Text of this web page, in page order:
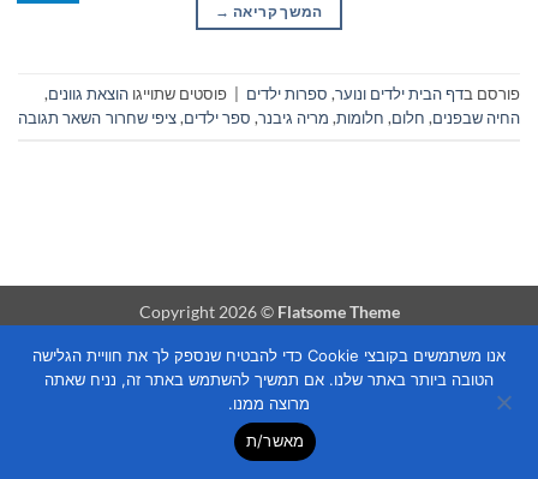
המשך קריאה →
פורסם בדף הבית ילדים ונוער, ספרות ילדים פוסטים שתוייגו הוצאת גוונים,
החיה שבפנים, חלום, חלומות, מריה גיבנר, ספר ילדים,ציפי שחרור השאר תגובה
Copyright 2026 © Flatsome Theme
אנו משתמשים בקובצי Cookie כדי להבטיח שנספק לך את חוויית הגלישה
הטובה ביותר באתר שלנו. אם תמשיך להשתמש באתר זה, נניח שאתה
מרוצה ממנו.
מאשר/ת